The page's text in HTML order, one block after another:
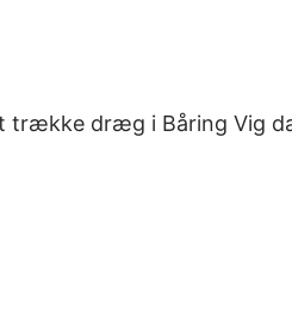
trække dræg i Båring Vig